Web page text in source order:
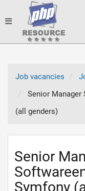
Toggle
Job vacancies
Senior Manager
(all genders)
Senior
Symfony